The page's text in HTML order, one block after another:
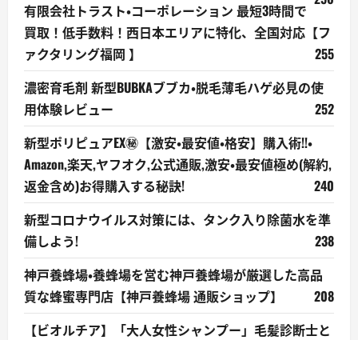
有限会社トラスト・コーポレーション 最短3時間で
買取！低手数料！西日本エリアに特化、全国対応【フ
ァクタリング福岡 】
255
濃密育毛剤 新型BUBKAブブカ・脱毛薄毛ハゲ必見の使
用体験レビュー
252
新型ポリピュアEX㊙【激安・最安値・格安】購入術!!・
Amazon,楽天,ヤフオク,公式通販,激安・最安値極め(解約,
返金含め)お得購入する秘訣!
240
新型コロナウイルス対策には、タンク入り除菌水を準
備しよう!
238
神戸養蜂場・養蜂場を営む神戸養蜂場が厳選した高品
質な蜂蜜専門店【神戸養蜂場 通販ショップ】
208
【ビオルチア】「大人女性シャンプー」毛髪診断士と